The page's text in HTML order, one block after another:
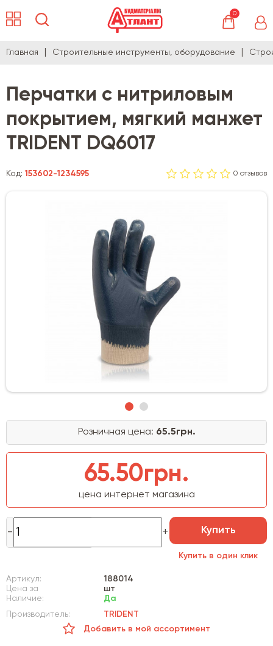
0
Главная Строительные инструменты, оборудование
Перчатки с нитриловым
покрытием, мягкий манжет
TRIDENT DQ6017
Код:153602-1234595 0 отзывов
Розничная цена: 65.5грн.
65.50грн.
цена интернет магазина
Купить
Купить в один клик
Артикул:
188014
Цена за
шт
Наличие:
Да
Производитель:
TRIDENT
Добавить в мой ассортимент